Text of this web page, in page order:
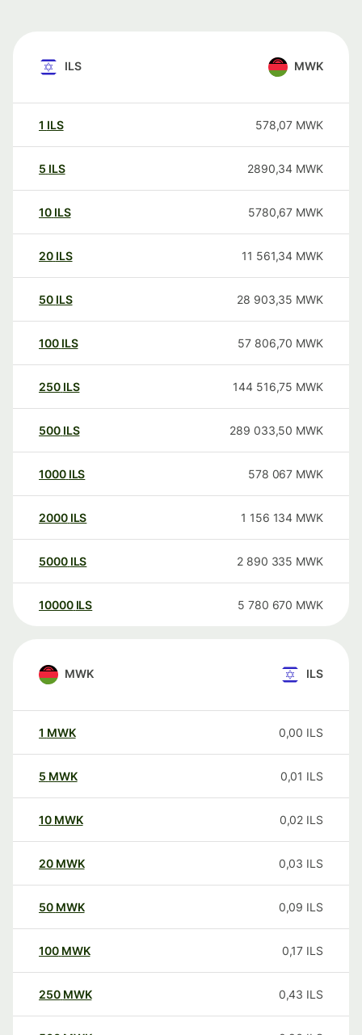
ILS MWK
1 ILS 578,07 MWK
5 ILS 2890,34 MWK
10 ILS 5780,67 MWK
20 ILS 11 561,34 MWK
50 ILS 28 903,35 MWK
100 ILS 57 806,70 MWK
250 ILS 144 516,75 MWK
500 ILS 289 033,50 MWK
1000 ILS 578 067 MWK
2000 ILS 1 156 134 MWK
5000 ILS 2 890 335 MWK
10000 ILS 5 780 670 MWK
MWK ILS
1 MWK 0,00 ILS
5 MWK 0,01 ILS
10 MWK 0,02 ILS
20 MWK 0,03 ILS
50 MWK 0,09 ILS
100 MWK 0,17 ILS
250 MWK 0,43 ILS